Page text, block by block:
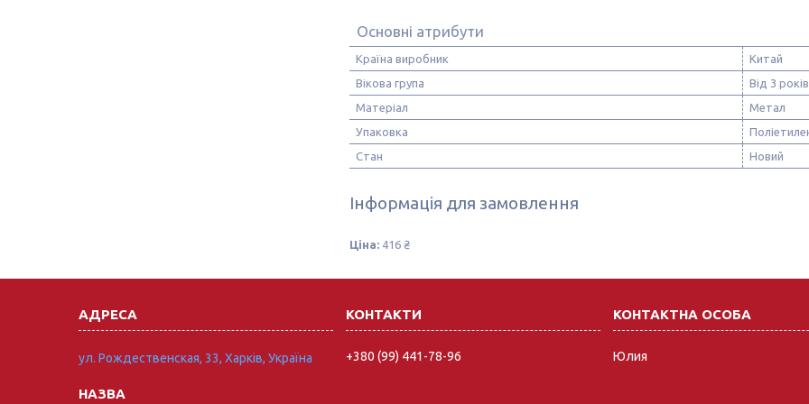
Основні атрибути
Країна виробник
Китай
Вікова група
Від 3 років
Матеріал
Метал
Упаковка
Стан
Новий
Інформація для замовлення
Ціна: 416 ₴
ул. Рождественская, 33, Харків, Україна +380 (99) 441-78-96 Юлия